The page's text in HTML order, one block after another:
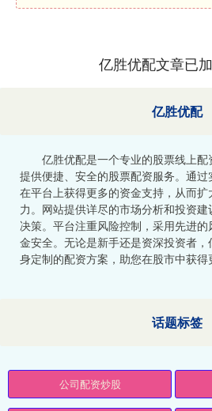
亿胜优配文章已
亿胜优配
亿胜优配是一个专业的股票线上
提供便捷、安全的股票配资服务。通
在平台上获得更多的资金支持，从而
力。网站提供详尽的市场分析和投资
决策。平台注重风险控制，采用先进
金安全。无论是新手还是资深投资者
身定制的配资方案，助您在股市中获得
话题标签
公司配资炒股